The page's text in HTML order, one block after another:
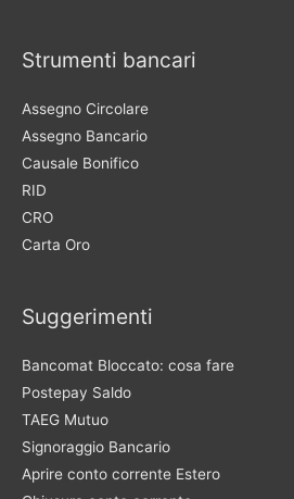
Strumenti bancari
Assegno Circolare
Assegno Bancario
Causale Bonifico
RID
CRO
Carta Oro
Suggerimenti
Bancomat Bloccato: cosa fare
Postepay Saldo
TAEG Mutuo
Signoraggio Bancario
Aprire conto corrente Estero